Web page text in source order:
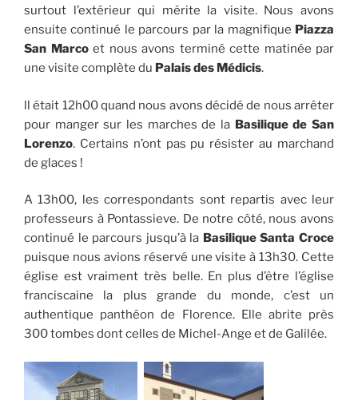
surtout l’extérieur qui mérite la visite. Nous avons
ensuite continué le parcours par la magnifique Piazza
San Marcoet nous avons terminé cette matinée par
une visite complète du Palais des Médicis.
ll était 12h00 quand nous avons décidé de nous arrêter
pour manger sur les marches de la Basilique de San
Lorenzo. Certains n’ont pas pu résister au marchand
de glaces !
A 13h00, les correspondants sont repartis avec leur
professeurs à Pontassieve. De notre côté, nous avons
continué le parcours jusqu’à la Basilique Santa Croce
puisque nous avions réservé une visite à 13h30. Cette
église est vraiment très belle. En plus d’être l’église
franciscaine la plus grande du monde, c’est un
authentique panthéon de Florence. Elle abrite près
300 tombes dont celles de Michel-Ange et de Galilée.